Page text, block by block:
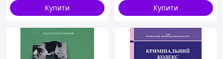
Купити
Купити